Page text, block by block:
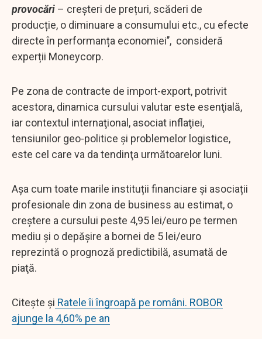
provocări – creșteri de prețuri, scăderi de
producție, o diminuare a consumului etc., cu efecte
directe în performanța economiei’’, consideră
experții Moneycorp.
Pe zona de contracte de import-export, potrivit
acestora, dinamica cursului valutar este esenţială,
iar contextul internaţional, asociat inflaţiei,
tensiunilor geo-politice şi problemelor logistice,
este cel care va da tendinţa următoarelor luni.
Așa cum toate marile instituții financiare și asociații
profesionale din zona de business au estimat, o
creştere a cursului peste 4,95 lei/euro pe termen
mediu şi o depăşire a bornei de 5 lei/euro
reprezintă o prognoză predictibilă, asumată de
piaţă.
Citește și Ratele îi îngroapă pe români. ROBOR
ajunge la 4,60% pe an